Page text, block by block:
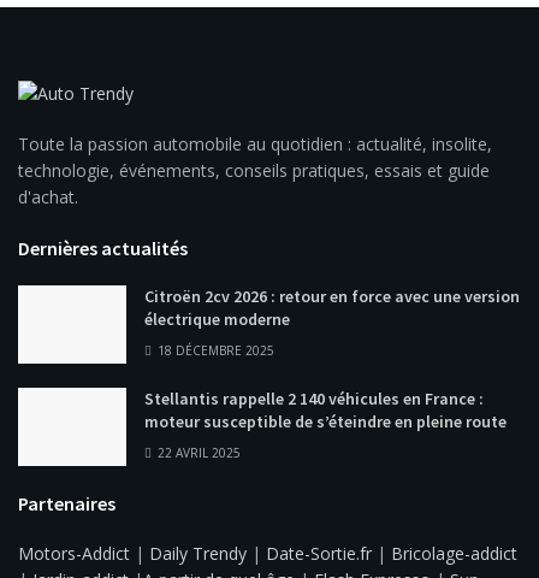
Toute la passion automobile au quotidien : actualité, insolite,
technologie, événements, conseils pratiques, essais et guide
d'achat.
Dernières actualités
Citroën 2cv 2026 : retour en force avec une version
électrique moderne
18 DÉCEMBRE 2025
Stellantis rappelle 2 140 véhicules en France :
moteur susceptible de s’éteindre en pleine route
22 AVRIL 2025
Partenaires
Motors-Addict | Daily Trendy | Date-Sortie.fr | Bricolage-addict